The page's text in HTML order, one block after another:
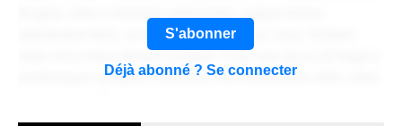
elementum felis, ut lacinia nulla urna ac urna. Nullam
scelerisque sodales. Curabitur non fermentum odio, vitae
S'abonner
Déjà abonné ? Se connecter